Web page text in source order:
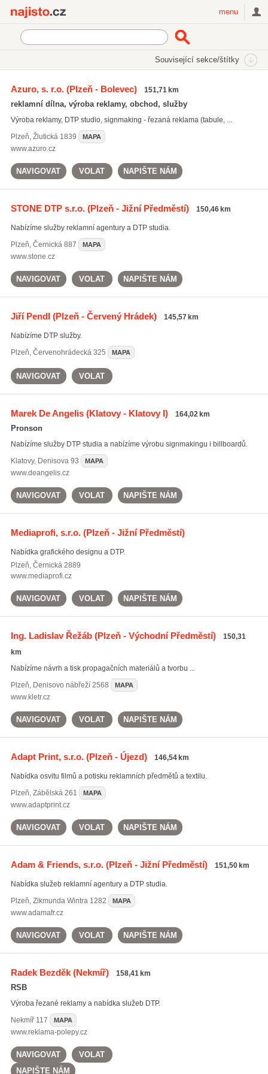
menu
Související sekce/štítky
DTP služby (312)
grafické návrhy(2572)
Azuro, s. r.o.(Plzeň - Bolevec) 151,71 km
reklamní dílna, výroba reklamy, obchod, služby
Výroba reklamy, DTP studio, signmaking - řezaná reklama (tabule, ...
Plzeň, Žlutická 1839 MAPA
www.azuro.cz
NAVIGOVAT VOLAT NAPIŠTE NÁM
STONE DTP s.r.o.(Plzeň - Jižní Předměstí) 150,46 km
Nabízíme služby reklamní agentury a DTP studia.
Plzeň, Černická 887 MAPA
www.stone.cz
NAVIGOVAT VOLAT NAPIŠTE NÁM
Jiří Pendl(Plzeň - Červený Hrádek) 145,57 km
Nabízíme DTP služby.
Plzeň, Červenohrádecká 325 MAPA
NAVIGOVAT VOLAT
Marek De Angelis(Klatovy - Klatovy I) 164,02 km
Pronson
Nabízíme služby DTP studia a nabízíme výrobu signmakingu i billboardů.
Klatovy, Denisova 93 MAPA
www.deangelis.cz
NAVIGOVAT VOLAT NAPIŠTE NÁM
Mediaprofi, s.r.o.(Plzeň - Jižní Předměstí)
Nabídka grafického designu a DTP.
Plzeň, Černická 2889
www.mediaprofi.cz
NAVIGOVAT VOLAT NAPIŠTE NÁM
Ing. Ladislav Řežáb(Plzeň - Východní Předměstí)
150,31
km
Nabízíme návrh a tisk propagačních materiálů a tvorbu ...
Plzeň, Denisovo nábřeží 2568 MAPA
www.kletr.cz
NAVIGOVAT VOLAT NAPIŠTE NÁM
Adapt Print, s.r.o.(Plzeň - Újezd) 146,54 km
Nabídka osvitu filmů a potisku reklamních předmětů a textilu.
Plzeň, Zábělská 261 MAPA
www.adaptprint.cz
NAVIGOVAT VOLAT NAPIŠTE NÁM
Adam & Friends, s.r.o.(Plzeň - Jižní Předměstí) 151,50 km
Nabídka služeb reklamní agentury a DTP studia.
Plzeň, Zikmunda Wintra 1282 MAPA
www.adamafr.cz
NAVIGOVAT VOLAT NAPIŠTE NÁM
Radek Bezděk(Nekmíř) 158,41 km
RSB
Výroba řezané reklamy a nabídka služeb DTP.
Nekmíř117 MAPA
www.reklama-polepy.cz
NAVIGOVAT
VOLAT
NAPIŠTE NÁM